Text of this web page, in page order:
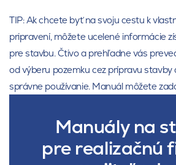
TIP: Ak chcete byť na svoju cestu k
pripravení, môžete ucelené informácie
pre stavbu. Čtivo a prehľadne vás
od výberu pozemku cez prípravu stavby
správne používanie. Manuál môžete
Manuály na
pre realizačnú